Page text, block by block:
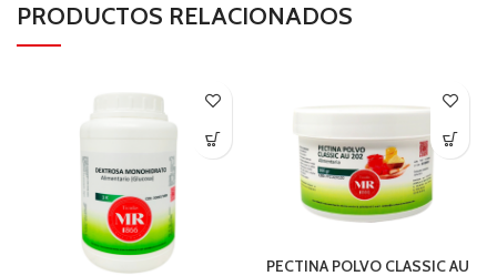
PRODUCTOS RELACIONADOS
PECTINA POLVO CLASSIC AU